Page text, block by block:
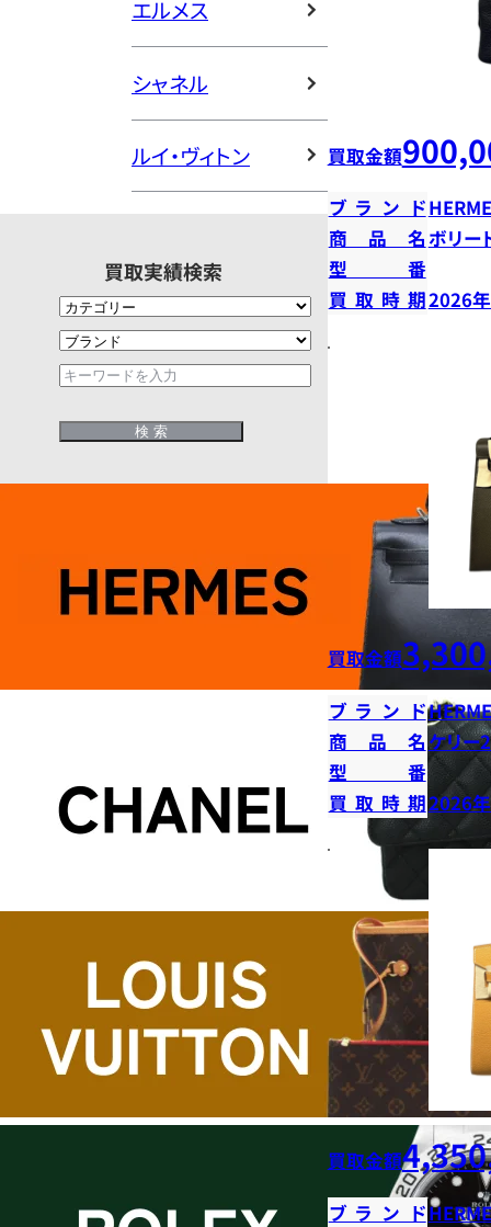
エルメス
シャネル
ルイ・ヴィトン
買取実績検索
買取金額
ブランド
商品名ボリー
型番
買取時期2026
買取金額
ブランド
商品名ケリー
型番
買取時期2026
買取金額
ブランド